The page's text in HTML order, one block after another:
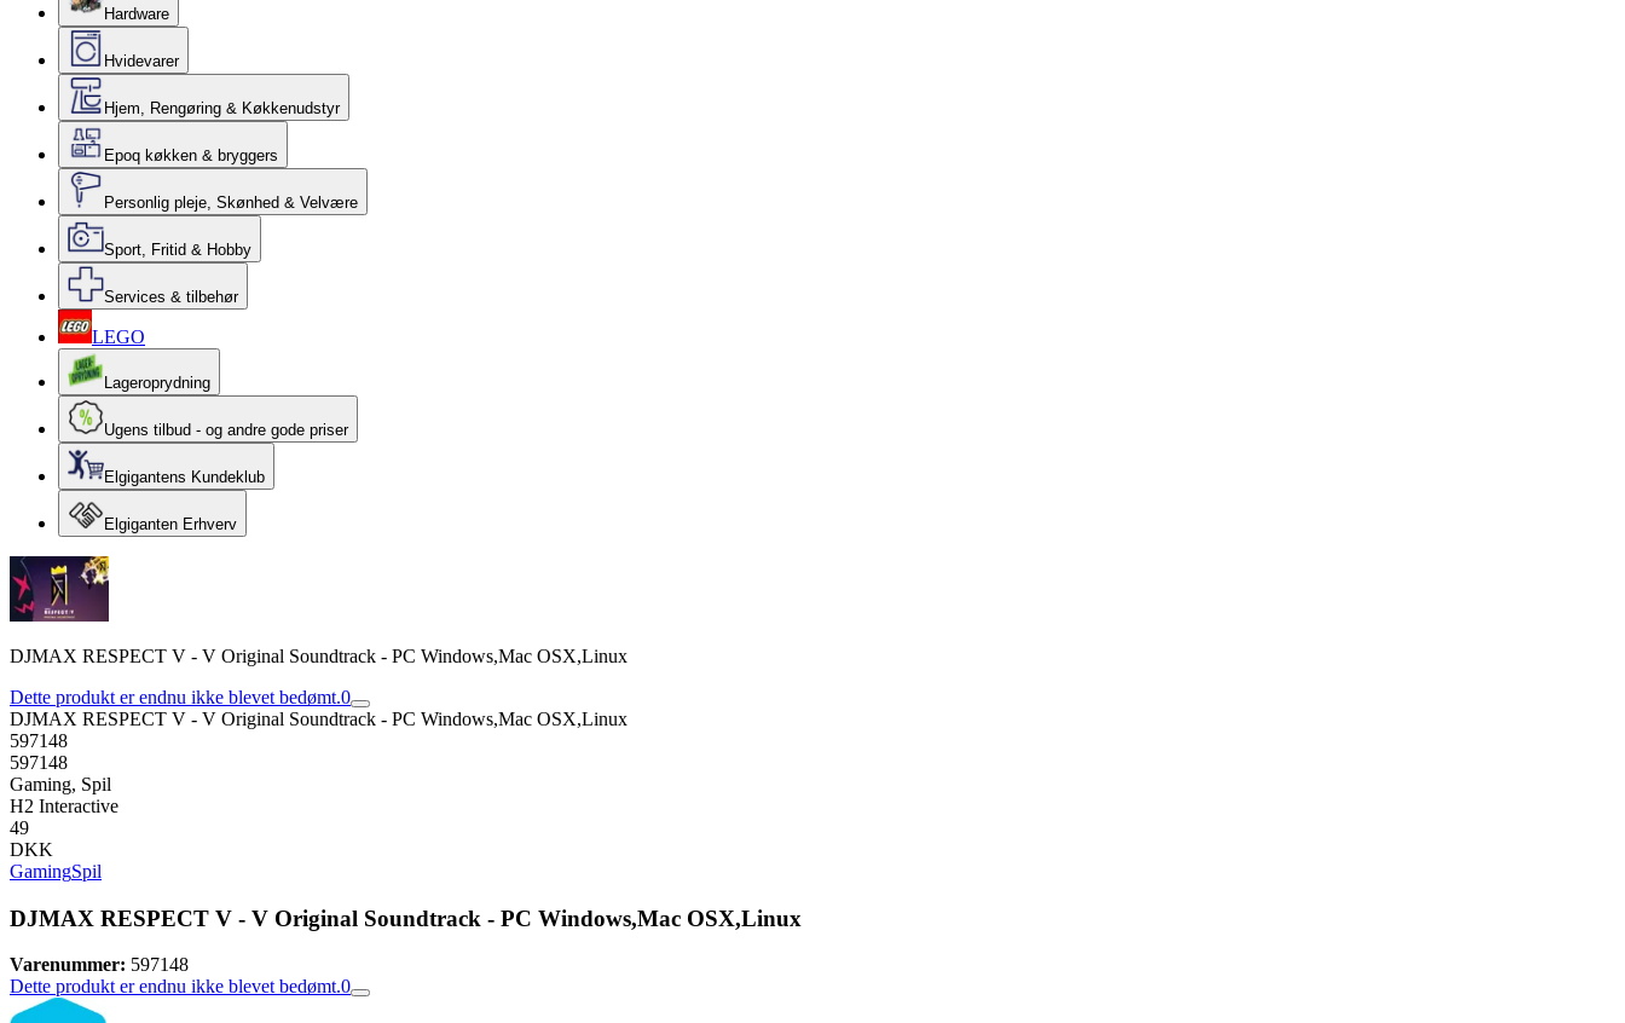
Hardware
Hvidevarer
Hjem, Rengøring & Køkkenudstyr
Epoq køkken & bryggers
Personlig pleje, Skønhed & Velvære
Sport, Fritid & Hobby
Services & tilbehør
LEGO
Lageroprydning
Ugens tilbud - og andre gode priser
Elgigantens Kundeklub
Elgiganten Erhverv
DJMAX RESPECT V - V Original Soundtrack - PC Windows,Mac OSX,Linux
Dette produkt er endnu ikke blevet bedømt.0
DJMAX RESPECT V - V Original Soundtrack - PC Windows,Mac OSX,Linux
597148
597148
Gaming, Spil
H2 Interactive
49
DKK
GamingSpil
DJMAX RESPECT V - V Original Soundtrack - PC Windows,Mac OSX,Linux
Varenummer: 597148
Dette produkt er endnu ikke blevet bedømt.0